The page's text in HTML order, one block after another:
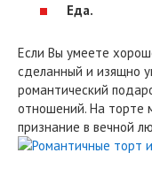
Еда.
Если Вы умеете
сделанный и изящно
романтический
отношений. На торте
признание в вечной